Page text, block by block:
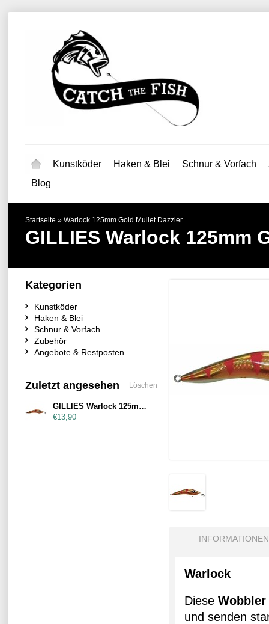
Kunstköder Haken & Blei Schnur & Vorfach
Blog
Startseite » Warlock 125mm Gold Mullet Dazzler
GILLIES Warlock 125mm
INFORMATIONEN
Warlock
Diese Wobbler
und senden
Kategorien
Kunstköder
Haken & Blei
Schnur & Vorfach
Zubehör
Angebote & Restposten
Zuletzt angesehen Löschen
GILLIES Warlock 125mm Gold Mullet Dazzler
€13,90